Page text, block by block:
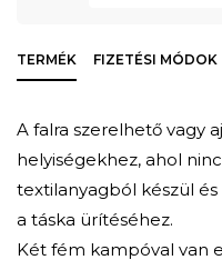
TERMÉK FIZETÉSI MÓDOK
A falra szerelhető vagy
helyiségekhez, ahol
textilanyagból készül
a táska ürítéséhez.
Két fém kampóval van